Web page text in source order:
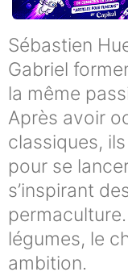
Sébastien
Gabriel
la même
Après avoir
classiques,
pour se
s’inspirant
légumes, le
ambition.